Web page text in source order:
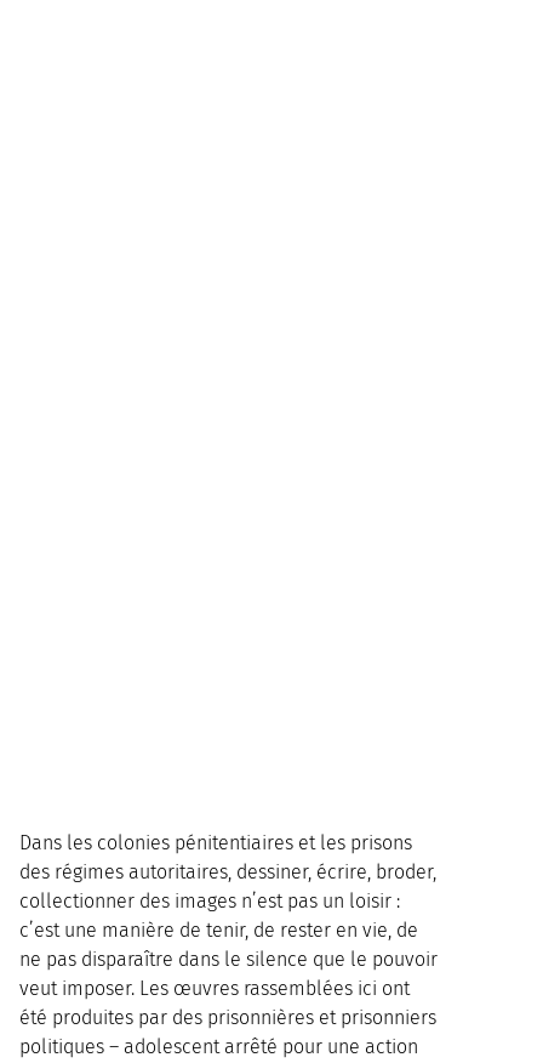
Dans les colonies pénitentiaires et les prisons
des régimes autoritaires, dessiner, écrire, broder,
collectionner des images n’est pas un loisir :
c’est une manière de tenir, de rester en vie, de
ne pas disparaître dans le silence que le pouvoir
veut imposer. Les œuvres rassemblées ici ont
été produites par des prisonnières et prisonniers
politiques – adolescent arrêté pour une action